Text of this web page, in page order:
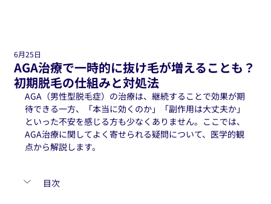
AGA治療で一時的に抜け毛が増えることも？
初期脱毛の仕組みと対処法
6月25日
AGA（男性型脱毛症）の治療は、継続することで効果が期
待できる一方、「本当に効くのか」「副作用は大丈夫か」
といった不安を感じる方も少なくありません。ここでは、
AGA治療に関してよく寄せられる疑問について、医学的観
点から解説します。
目次